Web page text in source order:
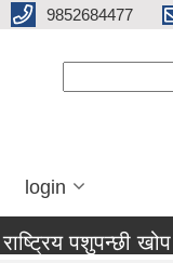
9852684477
login
राष्ट्रिय पशुपन्छी